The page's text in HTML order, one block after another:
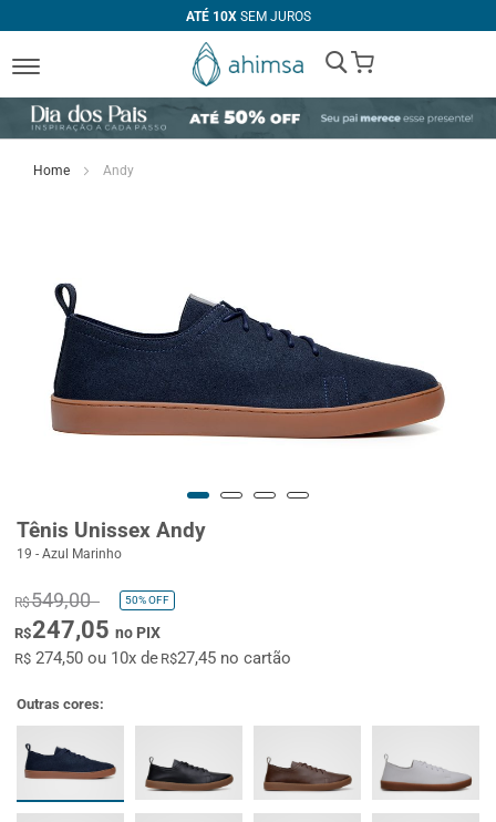
ATÉ 10XSEM JUROS
My Cart
Home Andy
Tênis Unissex Andy
19 - Azul Marinho
R$549,00 50%OFF
R$247,05 no PIX
R$ 274,50 ou 10x deR$27,45 no cartão
Outras cores: